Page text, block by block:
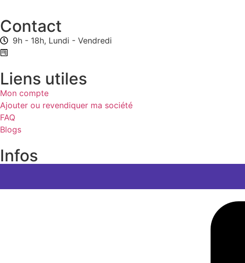
Contact
9h - 18h, Lundi - Vendredi
Liens utiles
Mon compte
Ajouter ou revendiquer ma société
FAQ
Blogs
Infos